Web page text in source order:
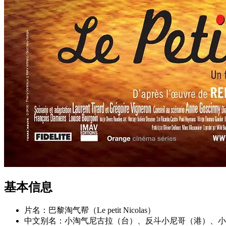
基本信息
片名：巴黎淘气帮（Le petit Nicolas）
中文别名：小淘气尼古拉（台）、反斗小尼哥（港）、